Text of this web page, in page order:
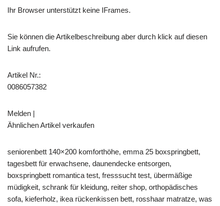
Ihr Browser unterstützt keine IFrames.
Sie können die Artikelbeschreibung aber durch klick auf diesen
Link aufrufen.
Artikel Nr.:
0086057382
Melden |
Ähnlichen Artikel verkaufen
seniorenbett 140×200 komforthöhe, emma 25 boxspringbett,
tagesbett für erwachsene, daunendecke entsorgen,
boxspringbett romantica test, fresssucht test, übermäßige
müdigkeit, schrank für kleidung, reiter shop, orthopädisches
sofa, kieferholz, ikea rückenkissen bett, rosshaar matratze, was